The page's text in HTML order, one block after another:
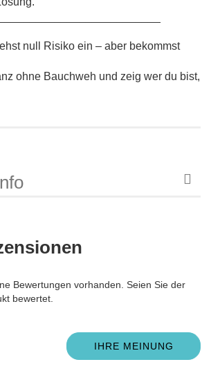
null Risiko ein – aber bekommst
ohne Bauchweh und zeig wer du bist,
Bewertungen vorhanden. Seien Sie der
bewertet.
IHRE MEINUNG